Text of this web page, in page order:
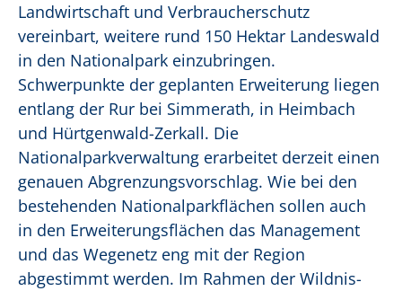
Landwirtschaft und Verbraucherschutz
vereinbart, weitere rund 150 Hektar Landeswald
in den Nationalpark einzubringen.
Schwerpunkte der geplanten Erweiterung liegen
entlang der Rur bei Simmerath, in Heimbach
und Hürtgenwald-Zerkall. Die
Nationalparkverwaltung erarbeitet derzeit einen
genauen Abgrenzungsvorschlag. Wie bei den
bestehenden Nationalparkflächen sollen auch
in den Erweiterungsflächen das Management
und das Wegenetz eng mit der Region
abgestimmt werden. Im Rahmen der Wildnis-